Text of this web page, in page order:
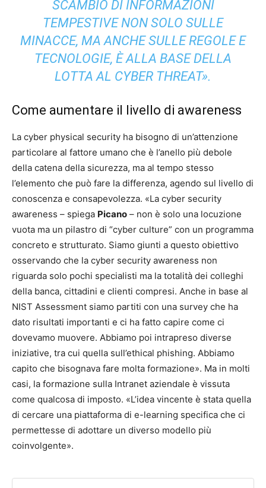
SCAMBIO DI INFORMAZIONI
TEMPESTIVE NON SOLO SULLE
MINACCE, MA ANCHE SULLE REGOLE E
TECNOLOGIE, È ALLA BASE DELLA
LOTTA AL CYBER THREAT».
Come aumentare il livello di awareness
La cyber physical security ha bisogno di un’attenzione
particolare al fattore umano che è l’anello più debole
della catena della sicurezza, ma al tempo stesso
l’elemento che può fare la differenza, agendo sul livello di
conoscenza e consapevolezza. «La cyber security
awareness – spiega Picano – non è solo una locuzione
vuota ma un pilastro di “cyber culture” con un programma
concreto e strutturato. Siamo giunti a questo obiettivo
osservando che la cyber security awareness non
riguarda solo pochi specialisti ma la totalità dei colleghi
della banca, cittadini e clienti compresi. Anche in base al
NIST Assessment siamo partiti con una survey che ha
dato risultati importanti e ci ha fatto capire come ci
dovevamo muovere. Abbiamo poi intrapreso diverse
iniziative, tra cui quella sull’ethical phishing. Abbiamo
capito che bisognava fare molta formazione». Ma in molti
casi, la formazione sulla Intranet aziendale è vissuta
come qualcosa di imposto. «L’idea vincente è stata quella
di cercare una piattaforma di e-learning specifica che ci
permettesse di adottare un diverso modello più
coinvolgente».